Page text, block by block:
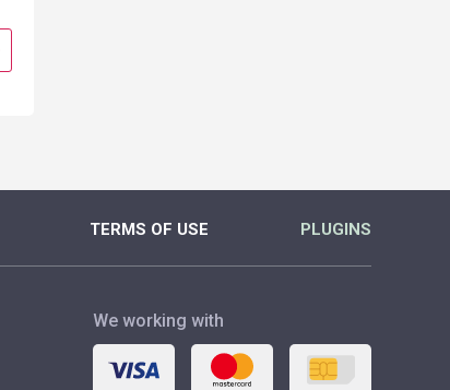
TERMS OF USE PLUGINS
We working with